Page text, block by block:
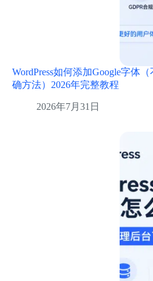
WordPress如何添加Google字体
确方法）2026年完整教程
2026年7月31日